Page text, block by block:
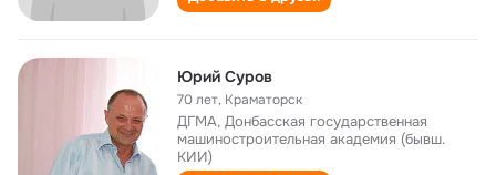
Юрий Суров
70 лет, Краматорск
ДГМА, Донбасская государственная
машиностроительная академия (бывш.
КИИ)